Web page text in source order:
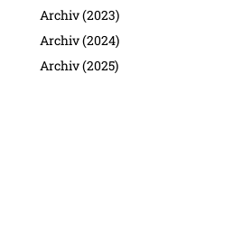
Archiv (2023)
Archiv (2024)
Archiv (2025)